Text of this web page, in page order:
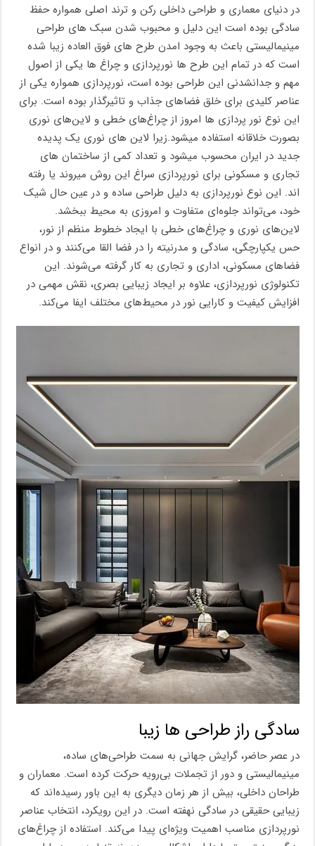
در دنیای معماری و طراحی داخلی رکن و ترند اصلی همواره حفظ
سادگی بوده است این دلیل و محبوب شدن سبک های طراحی
مینیمالیستی باعث به وجود امدن طرح های فوق العاده زیبا شده
است که در تمام این طرح ها نورپردازی و چراغ ها یکی از اصول
مهم و جدانشدنی این طراحی بوده است، نورپردازی همواره یکی از
عناصر کلیدی برای خلق فضاهای جذاب و تاثیرگذار بوده است. برای
این نوع نور پردازی ها امروز از چراغ‌های خطی و لاین‌های نوری
بصورت خلاقانه استفاده میشود.زیرا لاین های نوری یک پدیده
جدید در ایران محسوب میشود و تعداد کمی از ساختمان های
تجاری و مسکونی برای نورپردازی سراغ این روش میروند یا رفته
اند. این نوع نورپردازی به دلیل طراحی ساده و در عین حال شیک
خود، می‌تواند جلوه‌ای متفاوت و امروزی به محیط ببخشد.
لاین‌های نوری و چراغ‌های خطی با ایجاد خطوط منظم از نور،
حس یکپارچگی، سادگی و مدرنیته را در فضا القا می‌کنند و در انواع
فضاهای مسکونی، اداری و تجاری به کار گرفته می‌شوند. این
تکنولوژی نورپردازی، علاوه بر ایجاد زیبایی بصری، نقش مهمی در
افزایش کیفیت و کارایی نور در محیط‌های مختلف ایفا می‌کند.
سادگی راز طراحی ها زیبا
در عصر حاضر، گرایش جهانی به سمت طراحی‌های ساده،
مینیمالیستی و دور از تجملات بی‌رویه حرکت کرده است. معماران و
طراحان داخلی، بیش از هر زمان دیگری به این باور رسیده‌اند که
زیبایی حقیقی در سادگی نهفته است. در این رویکرد، انتخاب عناصر
نورپردازی مناسب اهمیت ویژه‌ای پیدا می‌کند. استفاده از چراغ‌های